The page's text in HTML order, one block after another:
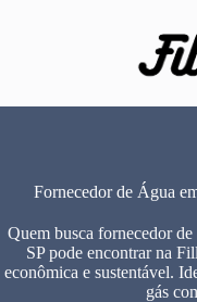
Fornecedor de Água
Quem busca fornecedor
SP pode encontrar na
econômica e sustentável.
gás